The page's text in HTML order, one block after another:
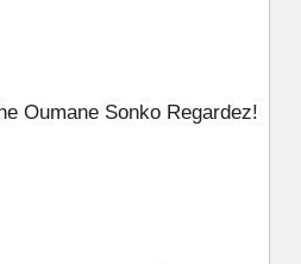
Oumane Sonko Regardez!